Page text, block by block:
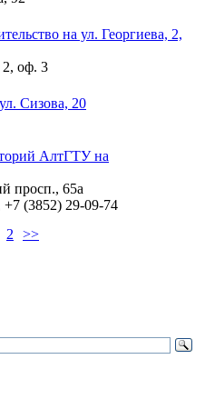
на ул. Георгиева, 2,
2, оф. 3
Сизова, 20
АлтГТУ на
просп., 65а
(3852) 29-09-74
2 >>